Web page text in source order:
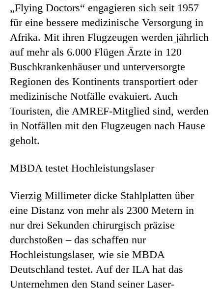
„Flying Doctors“ engagieren sich seit 1957
für eine bessere medizinische Versorgung in
Afrika. Mit ihren Flugzeugen werden jährlich
auf mehr als 6.000 Flügen Ärzte in 120
Buschkrankenhäuser und unterversorgte
Regionen des Kontinents transportiert oder
medizinische Notfälle evakuiert. Auch
Touristen, die AMREF-Mitglied sind, werden
in Notfällen mit den Flugzeugen nach Hause
geholt.
MBDA testet Hochleistungslaser
Vierzig Millimeter dicke Stahlplatten über
eine Distanz von mehr als 2300 Metern in
nur drei Sekunden chirurgisch präzise
durchstoßen – das schaffen nur
Hochleistungslaser, wie sie MBDA
Deutschland testet. Auf der ILA hat das
Unternehmen den Stand seiner Laser-